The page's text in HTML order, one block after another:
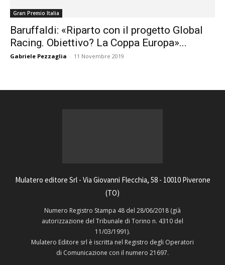
Gran Premio Italia
Baruffaldi: «Riparto con il progetto Global
Racing. Obiettivo? La Coppa Europa»...
Gabriele Pezzaglia - 11 Novembre 2019
Mulatero editore Srl - Via Giovanni Flecchia, 58 - 10010 Piverone
(TO)
Numero Registro Stampa 48 del 28/06/2018 (già
autorizzazione del Tribunale di Torino n. 4310 del
11/03/1991).
Mulatero Editore srl è iscritta nel Registro degli Operatori
di Comunicazione con il numero 21697.